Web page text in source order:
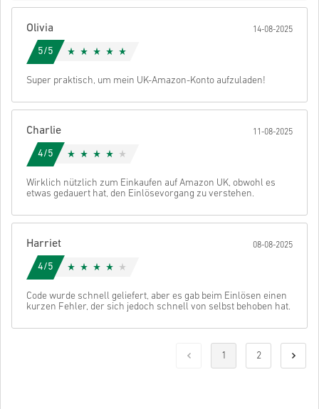
Danach erhältst du eine E-Mail mit einem sicheren Link zu deinem
Olivia 14-08-2025
5/5
Super praktisch, um mein UK-Amazon-Konto aufzuladen!
Charlie 11-08-2025
4/5
Wirklich nützlich zum Einkaufen auf Amazon UK, obwohl es
etwas gedauert hat, den Einlösevorgang zu verstehen.
Harriet 08-08-2025
4/5
Code wurde schnell geliefert, aber es gab beim Einlösen einen
kurzen Fehler, der sich jedoch schnell von selbst behoben hat.
1 2